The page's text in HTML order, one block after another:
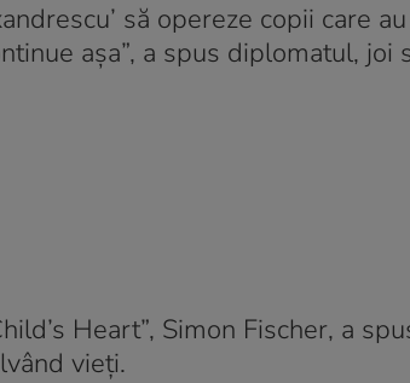
să opereze copii care
așa”, a spus diplomatul, joi
Heart”, Simon Fischer, a
vieți.